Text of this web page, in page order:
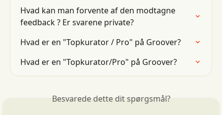
Hvad kan man forvente af den modtagne
feedback ? Er svarene private?
Hvad er en "Topkurator / Pro" på Groover?
Hvad er en "Topkurator/Pro" på Groover?
Besvarede dette dit spørgsmål?